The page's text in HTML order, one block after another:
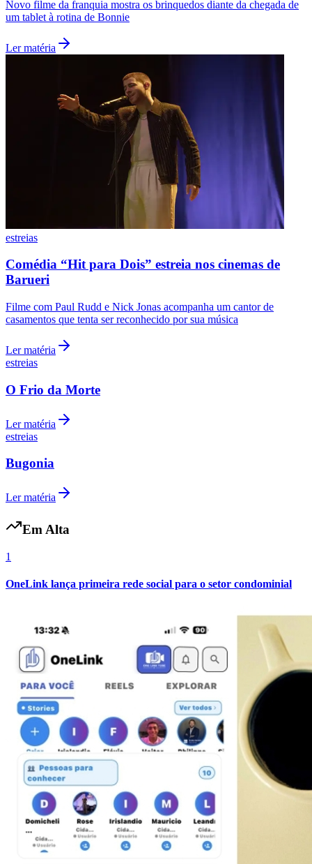
Palmeiras
São Paulo
Novo filme da franquia mostra os brinquedos diante da chegada de
um tablet à rotina de Bonnie
Ler matéria
estreias
Comédia “Hit para Dois” estreia nos cinemas de
Barueri
Filme com Paul Rudd e Nick Jonas acompanha um cantor de
casamentos que tenta ser reconhecido por sua música
Ler matéria
estreias
O Frio da Morte
Ler matéria
estreias
Bugonia
Ler matéria
Em Alta
1
OneLink lança primeira rede social para o setor condominial